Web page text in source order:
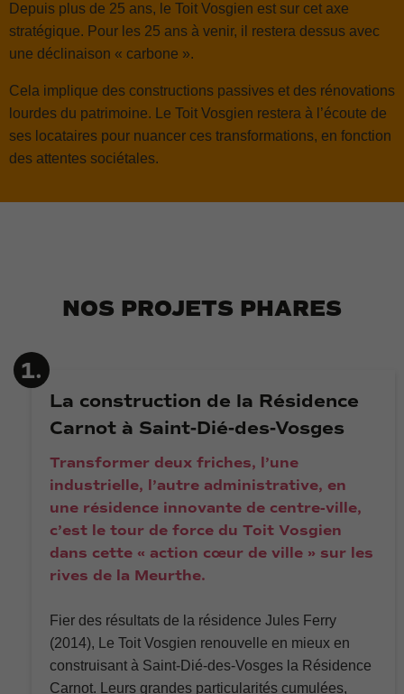
Depuis plus de 25 ans, le Toit Vosgien est sur cet axe
stratégique. Pour les 25 ans à venir, il restera dessus avec
une déclinaison « carbone ».
Cela implique des constructions passives et des rénovations
lourdes du patrimoine. Le Toit Vosgien restera à l’écoute de
ses locataires pour nuancer ces transformations, en fonction
des attentes sociétales.
NOS PROJETS PHARES
1.
La construction de la Résidence
Carnot à Saint-Dié-des-Vosges
Transformer deux friches, l’une
industrielle, l’autre administrative, en
une résidence innovante de centre-ville,
c’est le tour de force du Toit Vosgien
dans cette « action cœur de ville » sur les
rives de la Meurthe.
Fier des résultats de la résidence Jules Ferry
(2014), Le Toit Vosgien renouvelle en mieux en
construisant à Saint-Dié-des-Vosges la Résidence
Carnot. Leurs grandes particularités cumulées,
Nécessaire
sont pas
facultatifs. Ils
puissions
fonction de
la façon dont
le site Web
est utilisé.
Experience
Afin que notre
site Web
lors de votre
visite. Si vous
refusez ces
cookies,
certaines